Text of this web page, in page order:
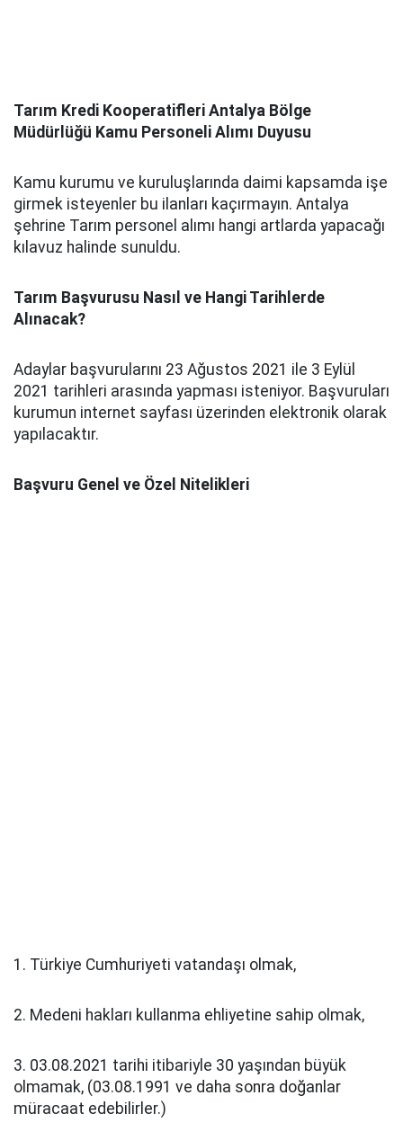
Tarım Kredi Kooperatifleri Antalya Bölge
Müdürlüğü Kamu Personeli Alımı Duyusu
Kamu kurumu ve kuruluşlarında daimi kapsamda işe
girmek isteyenler bu ilanları kaçırmayın. Antalya
şehrine Tarım personel alımı hangi artlarda yapacağı
kılavuz halinde sunuldu.
Tarım Başvurusu Nasıl ve Hangi Tarihlerde
Alınacak?
Adaylar başvurularını 23 Ağustos 2021 ile 3 Eylül
2021 tarihleri arasında yapması isteniyor. Başvuruları
kurumun internet sayfası üzerinden elektronik olarak
yapılacaktır.
Başvuru Genel ve Özel Nitelikleri
1. Türkiye Cumhuriyeti vatandaşı olmak,
2. Medeni hakları kullanma ehliyetine sahip olmak,
3. 03.08.2021 tarihi itibariyle 30 yaşından büyük
olmamak, (03.08.1991 ve daha sonra doğanlar
müracaat edebilirler.)